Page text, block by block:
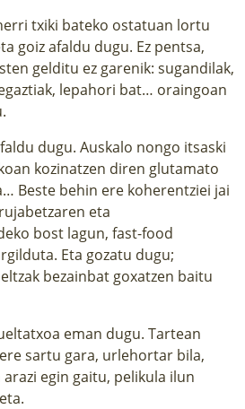
txiki bateko ostatuan lortu
goiz afaldu dugu. Ez pentsa,
gelditu ez garenik: sugandilak,
lepahori bat… oraingoan
dugu. Auskalo nongo itsaski
kozinatzen diren glutamato
Beste behin ere koherentziei jai
eta
bost lagun, fast-food
Eta gozatu dugu;
bezainbat goxatzen baitu
eman dugu. Tartean
sartu gara, urlehortar bila,
egin gaitu, pelikula ilun